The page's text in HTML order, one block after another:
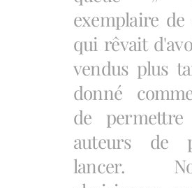
exemplaire
qui rêvait
vendus plus
donné
de
auteurs de
lancer.